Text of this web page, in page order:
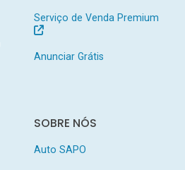
Serviço de Venda Premium
Anunciar Grátis
SOBRE NÓS
Auto SAPO